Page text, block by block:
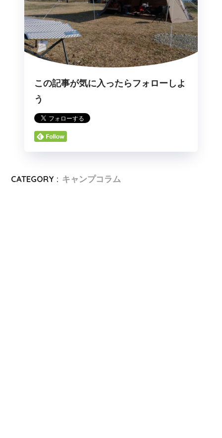
この記事が気に入ったらフォローしよ
う
CATEGORY : キャンプコラム